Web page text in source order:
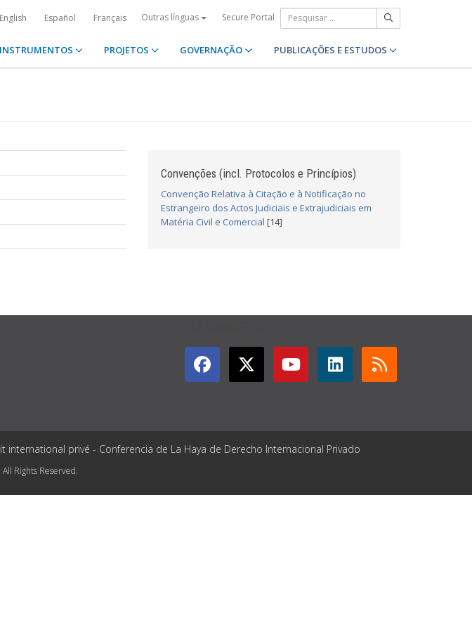
English Español Français Outras línguas Secure Portal
INSTRUMENTOS PROJETOS GOVERNAÇÃO PUBLICAÇÕES E ESTUDOS
Convenções (incl. Protocolos e Princípios)
Convenção Relativa à Citação e à Notificação no
Estrangeiro dos Actos Judiciais e Extrajudiciais em
Matéria Civil e Comercial [14]
privé - Conferencia de La Haya de Derecho Internacional Privado
Rights Reserved.